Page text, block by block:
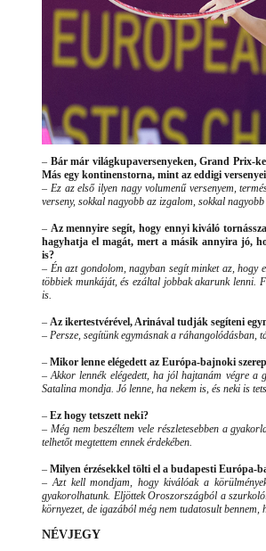
– Bár már világkupaversenyeken, Grand Prix-
Más egy kontinenstorna, mint az eddigi
– Ez az első ilyen nagy volumenű versenyem,
verseny, sokkal nagyobb az izgalom, sokkal
– Az mennyire segít, hogy ennyi kiváló
hagyhatja el magát, mert a másik annyira jó,
is?
– Én azt gondolom, nagyban segít minket az, hogy
többiek munkáját, és ezáltal jobbak akarunk lenni.
is.
– Az ikertestvérével, Arinával tudják segíteni
– Persze, segítünk egymásnak a ráhangolódásban,
– Mikor lenne elégedett az Európa-bajnoki
–Akkor lennék elégedett, ha jól hajtanám végre a
Satalina mondja. Jó lenne, ha nekem is, és neki is
– Ez hogy tetszett neki?
– Még nem beszéltem vele részletesebben a
telhetőt megtettem ennek érdekében.
– Milyen érzésekkel tölti el a budapesti Európa-
–Azt kell mondjam, hogy kiválóak a
gyakorolhatunk. Eljöttek Oroszországból a
környezet, de igazából még nem tudatosult bennem,
NÉVJEGY